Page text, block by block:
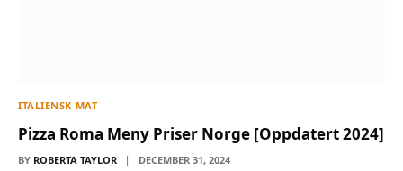
ITALIENSK MAT
Pizza Roma Meny Priser Norge [Oppdatert 2024]
BY ROBERTA TAYLOR DECEMBER 31, 2024